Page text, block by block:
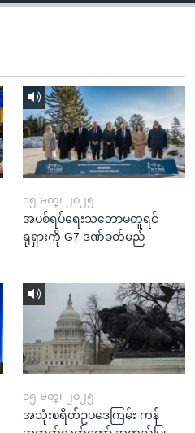
၁၅ မတ္၊ ၂၀၂၅
အပစ်ရပ်ရေးသဘောမတူရင်
ရုရှားကို G7 ဒဏ်ခတ်မည်
၁၅ မတ္၊ ၂၀၂၅
အသုံးစရိတ်ဥပဒေကြမ်း ကန်